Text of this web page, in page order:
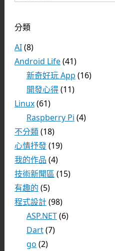
分類
AI(8)
Android Life(41)
新奇好玩 App (16)
開發心得(11)
Linux(61)
Raspberry Pi (4)
不分類(18)
心情抒發(19)
我的作品 (4)
技術新聞區 (15)
有趣的 (5)
程式設計(98)
ASP.NET(6)
Dart(7)
go (2)